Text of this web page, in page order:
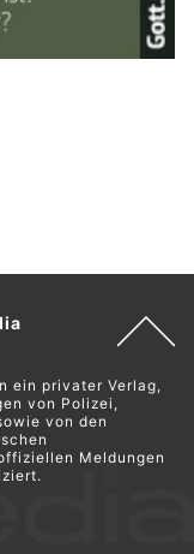
ein privater Verlag,
von Polizei,
von den
Meldungen